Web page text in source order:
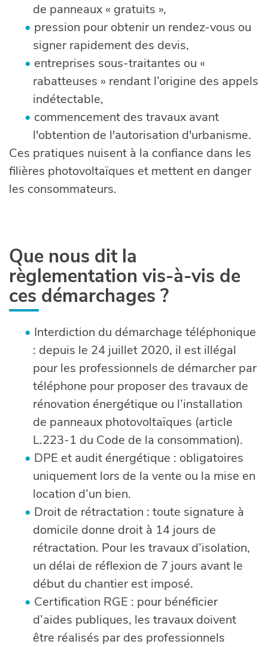
de panneaux « gratuits »,
pression pour obtenir un rendez-vous ou
signer rapidement des devis,
entreprises sous-traitantes ou «
rabatteuses » rendant l’origine des appels
indétectable,
commencement des travaux avant
l'obtention de l'autorisation d'urbanisme.
Ces pratiques nuisent à la confiance dans les
filières photovoltaïques et mettent en danger
les consommateurs.
Que nous dit la
règlementation vis-à-vis de
ces démarchages ?
Interdiction du démarchage téléphonique
: depuis le 24 juillet 2020, il est illégal
pour les professionnels de démarcher par
téléphone pour proposer des travaux de
rénovation énergétique ou l’installation
de panneaux photovoltaïques (article
L.223-1 du Code de la consommation).
DPE et audit énergétique : obligatoires
uniquement lors de la vente ou la mise en
location d’un bien.
Droit de rétractation : toute signature à
domicile donne droit à 14 jours de
rétractation. Pour les travaux d’isolation,
un délai de réflexion de 7 jours avant le
début du chantier est imposé.
Certification RGE : pour bénéficier
d’aides publiques, les travaux doivent
être réalisés par des professionnels